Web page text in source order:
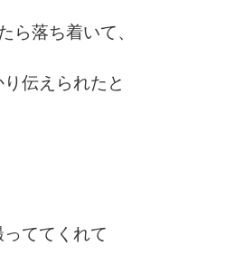
ら落ち着いて、
伝えられたと
ててくれて